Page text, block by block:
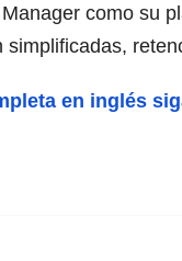
como su
simplificadas,
en inglés